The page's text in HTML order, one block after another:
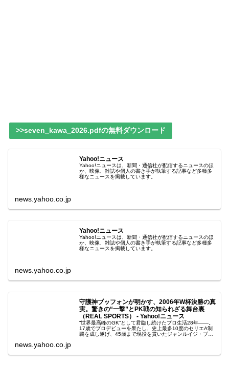
>>seven_kawa_2026.pdfの無料ダウンロード
Yahoo!ニュース
Yahoo!ニュースは、新聞・通信社が配信するニュースのほ
か、映像、雑誌や個人の書き手が執筆する記事など多種多
様なニュースを掲載しています。
news.yahoo.co.jp
Yahoo!ニュース
Yahoo!ニュースは、新聞・通信社が配信するニュースのほ
か、映像、雑誌や個人の書き手が執筆する記事など多種多
様なニュースを掲載しています。
news.yahoo.co.jp
守護神ブッフォンが明かす、2006年W杯決勝の真
実。驚きの“一撃”とPK戦の知られざる舞台裏
（REAL SPORTS） - Yahoo!ニュース
“世界最高峰のGK”として君臨し続けたプロ生活28年――。
17歳でプロデビューを果たし、史上最多10度のセリエA制
覇を成し遂げ、45歳まで現役を貫いたジャンルイジ・ブッ
news.yahoo.co.jp